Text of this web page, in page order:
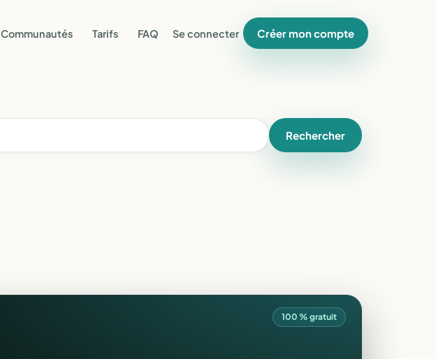
Communautés Tarifs FAQ Se connecter Créer mon compte
Rechercher
100 % gratuit